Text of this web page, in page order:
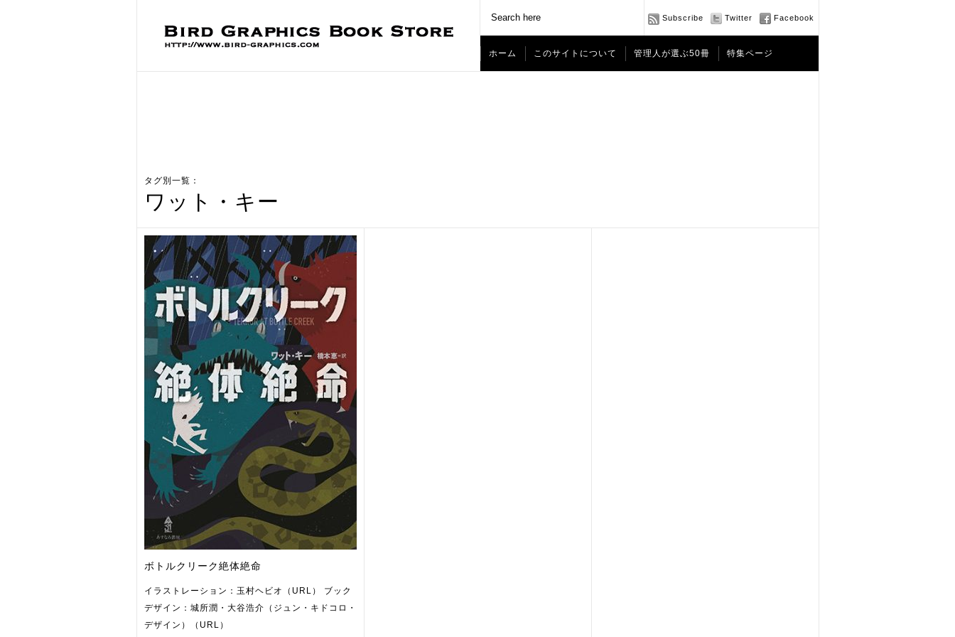
Subscribe Twitter Facebook
ホーム このサイトについて 管理人が選ぶ50冊 特集ページ
タグ別一覧：
ワット・キー
ボトルクリーク絶体絶命
イラストレーション：玉村ヘビオ（URL） ブック
デザイン：城所潤・大谷浩介（ジュン・キドコロ・
デザイン）（URL）